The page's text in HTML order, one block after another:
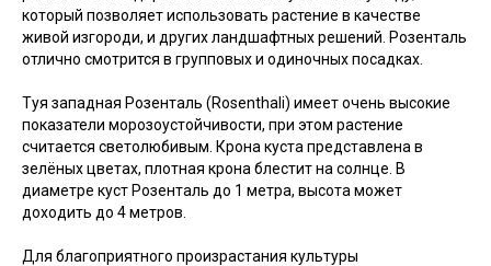
который позволяет использовать растение в качестве
живой изгороди, и других ландшафтных решений. Розенталь
отлично смотрится в групповых и одиночных посадках.
Туя западная Розенталь (Rosenthali) имеет очень высокие
показатели морозоустойчивости, при этом растение
считается светолюбивым. Крона куста представлена в
зелёных цветах, плотная крона блестит на солнце. В
диаметре куст Розенталь до 1 метра, высота может
доходить до 4 метров.
Для благоприятного произрастания культуры